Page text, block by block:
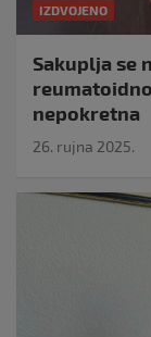
IZDVOJENO
Sakuplja se
nepokretna
26. rujna 2025.